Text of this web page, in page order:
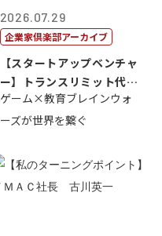
2026.07.29
企業家倶楽部アーカイブ
【スタートアップベンチャ
ー】トランスリミット代表
取締役社長 ...
ゲーム×教育ブレインウォ
ーズが世界を繋ぐ